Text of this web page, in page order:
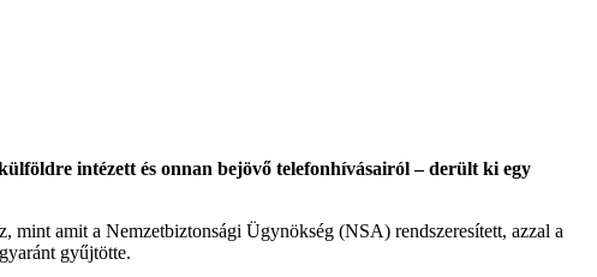
intézett és onnan bejövő telefonhívásairól – derült ki egy
mint amit a Nemzetbiztonsági Ügynökség (NSA) rendszeresített, azzal a
gyűjtötte.